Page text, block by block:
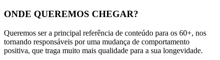
ONDE QUEREMOS CHEGAR?
Queremos ser a principal referência de conteúdo para os 60+, nos
tornando responsáveis por uma mudança de comportamento
positiva, que traga muito mais qualidade para a sua longevidade.